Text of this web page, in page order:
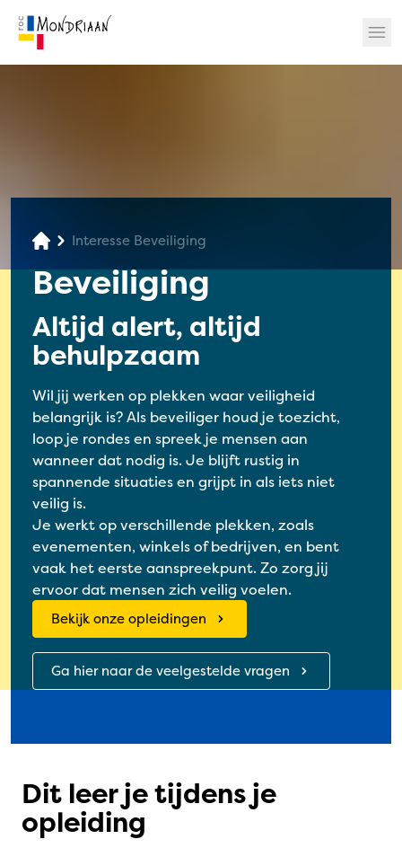
Interesse Beveiliging
Beveiliging
Altijd alert, altijd
behulpzaam
Wil jij werken op plekken waar veiligheid
belangrijk is? Als beveiliger houd je toezicht,
loop je rondes en spreek je mensen aan
wanneer dat nodig is. Je blijft rustig in
spannende situaties en grijpt in als iets niet
veilig is.
Je werkt op verschillende plekken, zoals
evenementen, winkels of bedrijven, en bent
vaak het eerste aanspreekpunt. Zo zorg jij
ervoor dat mensen zich veilig voelen.
Bekijk onze opleidingen
Ga hier naar de veelgestelde vragen
Dit leer je tijdens je
opleiding